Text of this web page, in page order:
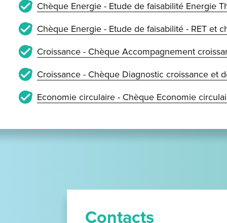
Chèque Energie - Etude de faisabilité Energie
Chèque Energie - Etude de faisabilité - RET et
Croissance - Chèque Accompagnement
Croissance - Chèque Diagnostic croissance et
Economie circulaire - Chèque Economie
Contacts